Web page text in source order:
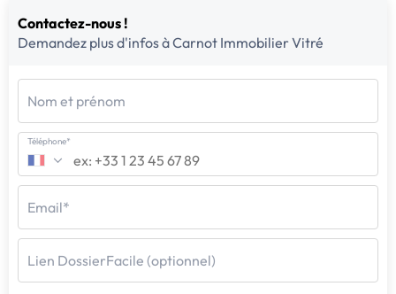
Contactez-nous !
Demandez plus d'infos à Carnot Immobilier Vitré
Nom et prénom
Téléphone*
Email*
Lien DossierFacile (optionnel)